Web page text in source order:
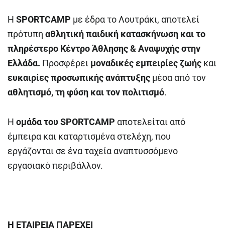
H SPORTCAMP με έδρα το Λουτράκι, αποτελεί
πρότυπη αθλητική παιδική κατασκήνωση και το
πληρέστερο Κέντρο Άθλησης & Αναψυχής στην
Ελλάδα. Προσφέρει μοναδικές εμπειρίες ζωής και
ευκαιρίες προσωπικής ανάπτυξης μέσα από τον
αθλητισμό, τη φύση και τον πολιτισμό.
Η ομάδα του SPORTCAMP αποτελείται από
έμπειρα και καταρτισμένα στελέχη, που
εργάζονται σε ένα ταχεία αναπτυσσόμενο
εργασιακό περιβάλλον.
Η ΕΤΑΙΡΕΙΑ ΠΑΡΕΧΕΙ